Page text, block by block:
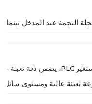
بواسطة عجلة النجمة، مما يضمن القبض الآمن. بعد
ومستوى سائل دقيق.